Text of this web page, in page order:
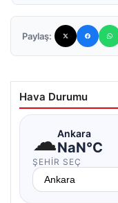
Paylaş:
Hava Durumu
☁Ankara
NaN°C
ŞEHIR SEÇ